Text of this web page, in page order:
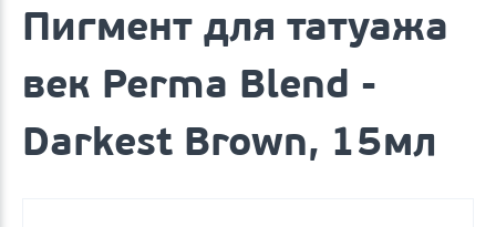
Пигмент для татуажа
век Perma Blend -
Darkest Brown, 15мл